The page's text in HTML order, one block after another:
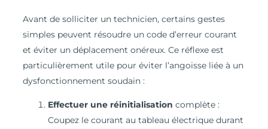
Avant de solliciter un technicien, certains gestes
simples peuvent résoudre un code d’erreur courant
et éviter un déplacement onéreux. Ce réflexe est
particulièrement utile pour éviter l’angoisse liée à un
dysfonctionnement soudain :
Effectuer une réinitialisation complète :
Coupez le courant au tableau électrique durant